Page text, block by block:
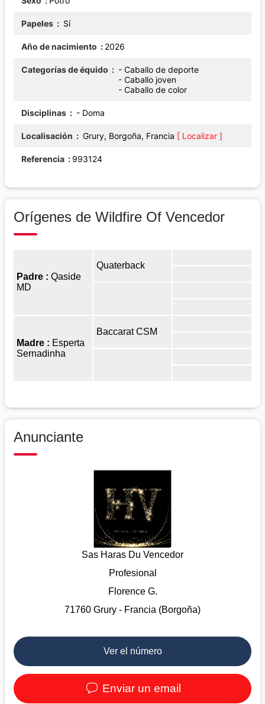
Papeles Sí
Año de nacimiento 2026
Categorías de équido
- Caballo de deporte
- Caballo joven
- Caballo de color
Disciplinas - Doma
Localisación Grury, Borgoña, Francia [ Localizar ]
Referencia 993124
Orígenes de Wildfire Of Vencedor
Padre : Qaside
MD
Quaterback
Madre : Esperta
Sernadinha
Baccarat CSM
Anunciante
Sas Haras Du Vencedor
Profesional
Florence G.
71760 Grury - Francia (Borgoña)
Ver el número
Enviar un email